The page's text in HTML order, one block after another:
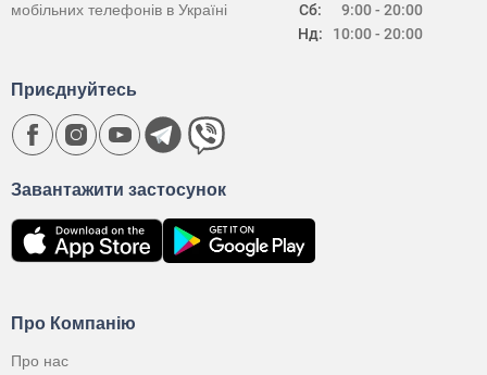
Сб:
Нд:
9:00 - 20:00
10:00 - 20:00
мобільних телефонів в Україні
Про Компанію
Про нас
Завантажити застосунок
Приєднуйтесь